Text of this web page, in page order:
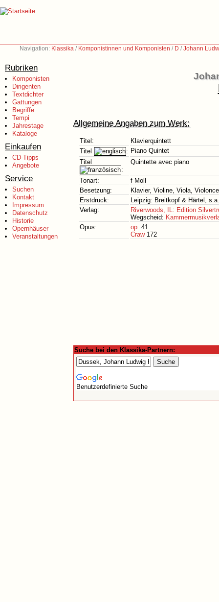
Navigation: Klassika / Komponistinnen und Komponisten / D /Johann
Rubriken
Komponisten
Dirigenten
Textdichter
Gattungen
Begriffe
Tempi
Jahrestage
Kataloge
Einkaufen
CD-Tipps
Angebote
Service
Suchen
Kontakt
Impressum
Datenschutz
Historie
Opernhäuser
Veranstaltungen
Allgemeine Angaben zum Werk:
Titel:
Klavierquintett
Titel
: Piano Quintet
Titel
:
Quintette avec piano
Tonart:
f-Moll
Besetzung:
Klavier, Violine, Viola,
Erstdruck:
Leipzig: Breitkopf & Härtel, s.a.
Verlag:
Riverwoods, IL: Edition
Wegscheid:
Opus:
op. 41
Craw172
Suche bei den Klassika-Partnern:
Benutzerdefinierte Suche